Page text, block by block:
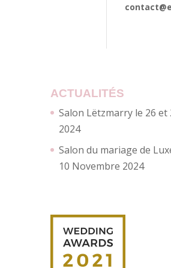
ACTUALITÉS
Salon Lëtzmarry le 26 et
2024
Salon du mariage de
10 Novembre 2024